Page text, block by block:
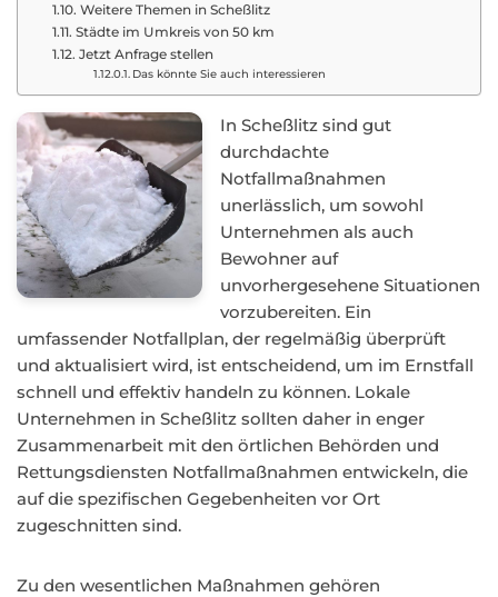
Weitere Themen in Scheßlitz
Städte im Umkreis von 50 km
Jetzt Anfrage stellen
Das könnte Sie auch interessieren
In Scheßlitz sind gut
durchdachte
Notfallmaßnahmen
unerlässlich, um sowohl
Unternehmen als auch
Bewohner auf
unvorhergesehene Situationen
vorzubereiten. Ein
umfassender Notfallplan, der regelmäßig überprüft
und aktualisiert wird, ist entscheidend, um im Ernstfall
schnell und effektiv handeln zu können. Lokale
Unternehmen in Scheßlitz sollten daher in enger
Zusammenarbeit mit den örtlichen Behörden und
Rettungsdiensten Notfallmaßnahmen entwickeln, die
auf die spezifischen Gegebenheiten vor Ort
zugeschnitten sind.
Zu den wesentlichen Maßnahmen gehören